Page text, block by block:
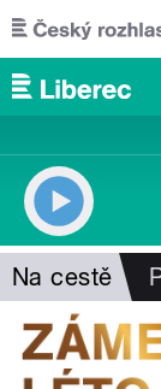
Přejít k hlavnímu
Na cestě